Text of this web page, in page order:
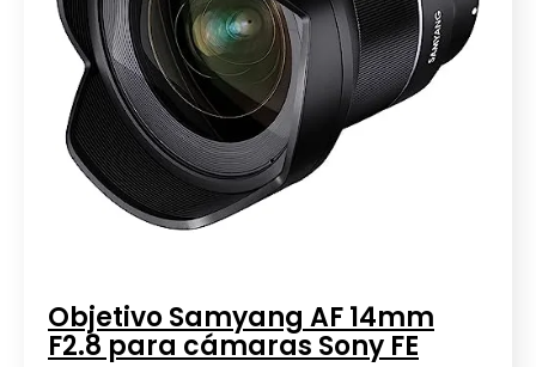
Objetivo Samyang AF 14mm
F2.8 para cámaras Sony FE